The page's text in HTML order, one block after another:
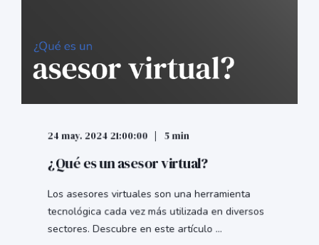
24 may. 2024 21:00:00 5 min
¿Qué es un asesor virtual?
Los asesores virtuales son una herramienta
tecnológica cada vez más utilizada en diversos
sectores. Descubre en este artículo ...